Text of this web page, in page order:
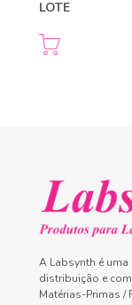
LOTE
A Labsynth é
distribuição e
Matérias-Primas /